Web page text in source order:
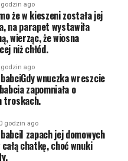
ago
że w kieszeni została jej
na parapet wystawiła
wierząc, że wiosna
niż chłód.
godzin ago
wnuczka wreszcie
zapomniała o
troskach.
godzin ago
zapach jej domowych
chatkę, choć wnuki